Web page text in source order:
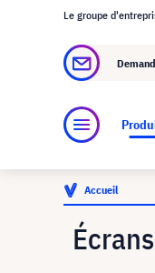
À propos
Le groupe
Accueil